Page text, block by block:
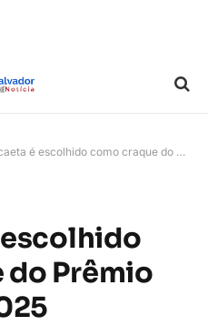
é escolhido como craque do Prêmio Brasileirão 2025
do Prêmio